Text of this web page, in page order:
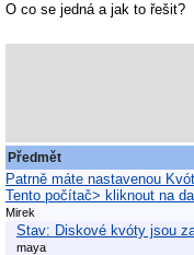
O co se jedná a jak to řešit?
Předmět
Patrně máte nastavenou
Tento počítač> kliknout na
Mirek
Stav: Diskové kvóty jsou
maya